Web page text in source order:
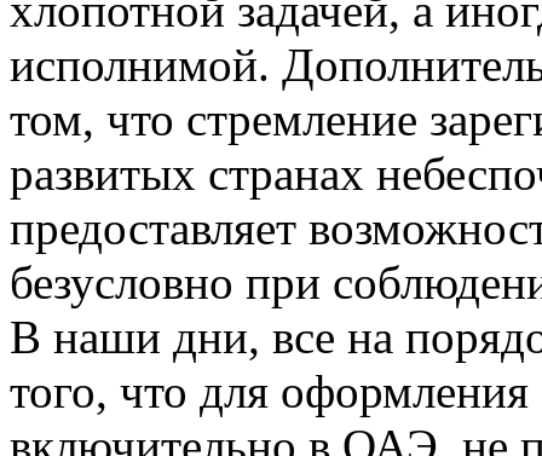
исполнимой.
том, что стремление
развитых странах
предоставляет
безусловно при
В наши дни, все на
того, что для
включительно в ОАЭ, не